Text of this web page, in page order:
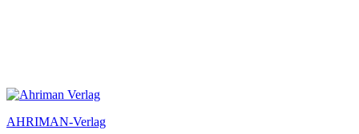
AHRIMAN-Verlag